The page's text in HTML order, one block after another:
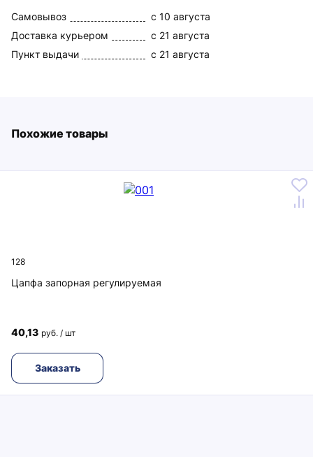
Самовывоз
c 10 августа
Доставка курьером
c 21 августа
Пункт выдачи
c 21 августа
Похожие товары
128
Цапфа запорная регулируемая
40,13 руб. / шт
Заказать